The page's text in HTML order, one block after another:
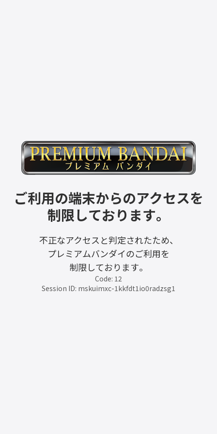
ご利用の端末からのアクセスを
制限しております。
不正なアクセスと判定されたため、
プレミアムバンダイのご利用を
制限しております。
Code: 12
Session ID: mskuimxc-1kkfdt1io0radzsg1